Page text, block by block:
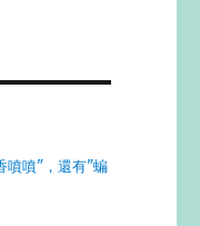
噴噴"，還有"蝙